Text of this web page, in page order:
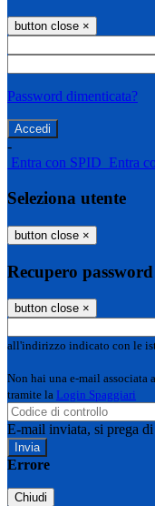
button close ×
Password dimenticata?
-
Entra con SPID Entra
Seleziona utente
button close ×
Recupero password
button close ×
all'indirizzo indicato con le
Non hai una e-mail associata
tramite la Login Spaggiari
E-mail inviata, si prega
Errore
Chiudi